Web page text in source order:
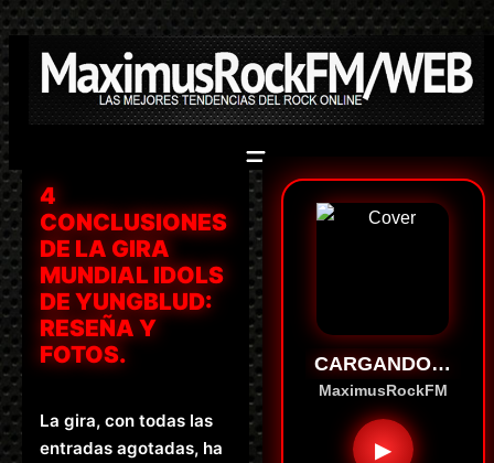
Saltar
al
contenido
4
CONCLUSIONES
DE LA GIRA
MUNDIAL IDOLS
DE YUNGBLUD:
RESEÑA Y
FOTOS.
La gira, con todas las
entradas agotadas, ha
CARGANDO…
MaximusRockFM
▶